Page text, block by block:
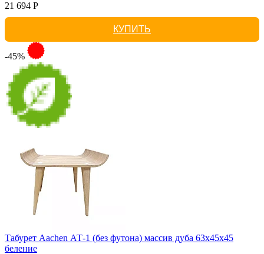
21 694 Р
КУПИТЬ
-45%
Табурет Aachen АТ-1 (без футона) массив дуба 63х45х45
беление